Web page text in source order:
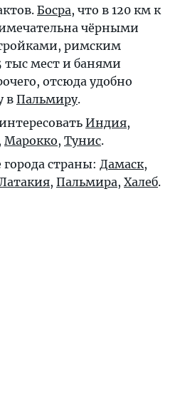
Босра, что в 120 км к
чёрными
римским
тыс мест и банями
отсюда удобно
в Пальмиру.
Индия,
Марокко, Тунис.
страны: Дамаск,
, Пальмира, Халеб.